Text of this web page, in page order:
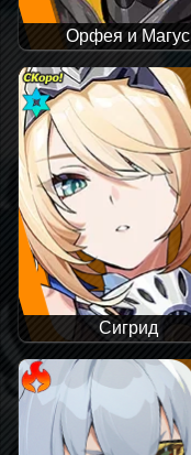
Орфея и Магус
Сигрид